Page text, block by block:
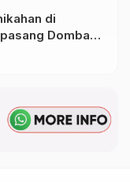
di
Domba